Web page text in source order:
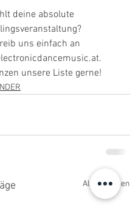
deine absolute
uns einfach an
unsere Liste gerne!
Alle ansehen